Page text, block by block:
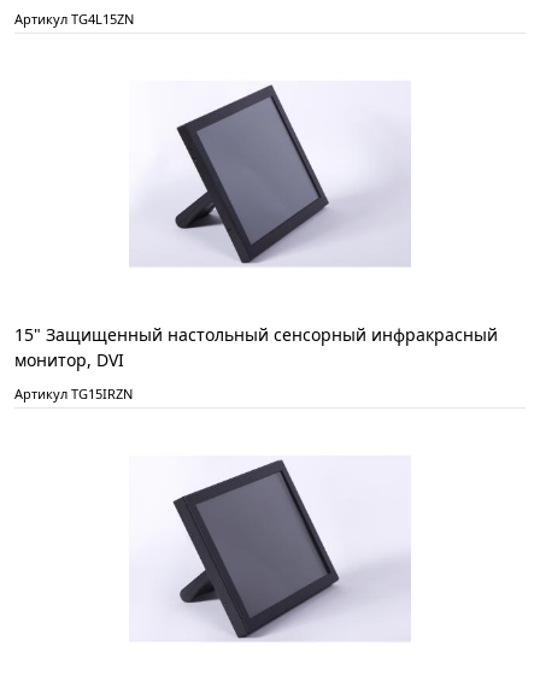
Артикул TG4L15ZN
15" Защищенный настольный сенсорный инфракрасный
монитор, DVI
Артикул TG15IRZN